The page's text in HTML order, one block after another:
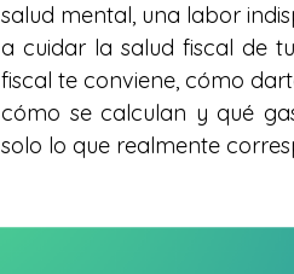
salud mental, una labor
a cuidar la salud fiscal de
fiscal te conviene, cómo
cómo se calculan y qué
solo lo que realmente